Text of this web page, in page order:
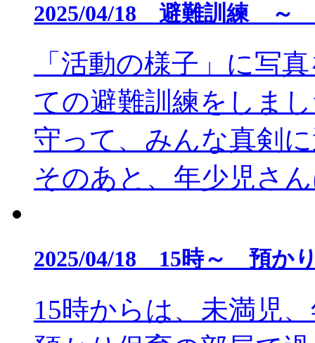
2025/04/18 避難訓練
「活動の様子」に写
ての避難訓練をしま
守って、みんな真剣
そのあと、年少児さ
2025/04/18 15時～ 預か
15時からは、未満児